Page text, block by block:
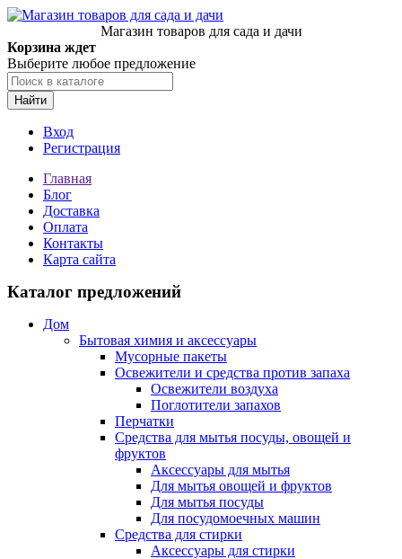
Магазин товаров для сада и дачи
Корзина ждет
Выберите любое предложение
Найти
Вход
Регистрация
Главная
Блог
Доставка
Оплата
Контакты
Карта сайта
Каталог предложений
Дом
Бытовая химия и аксессуары
Мусорные пакеты
Освежители и средства против запаха
Освежители воздуха
Поглотители запахов
Перчатки
Средства для мытья посуды, овощей и
фруктов
Аксессуары для мытья
Для мытья овощей и фруктов
Для мытья посуды
Для посудомоечных машин
Средства для стирки
Аксессуары для стирки